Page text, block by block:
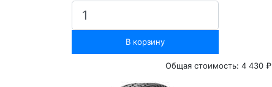
В корзину
Общая стоимость: 4 430 ₽